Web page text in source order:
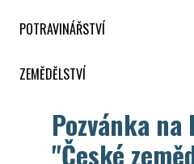
POTRAVINÁŘSTVÍ
ZEMĚDĚLSTVÍ
Pozvánka
"České